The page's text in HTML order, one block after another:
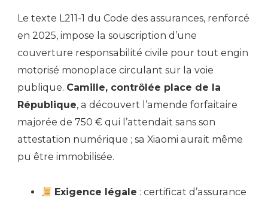
Le texte L211-1 du Code des assurances, renforcé
en 2025, impose la souscription d’une
couverture responsabilité civile pour tout engin
motorisé monoplace circulant sur la voie
publique. Camille, contrôlée place de la
République, a découvert l’amende forfaitaire
majorée de 750 € qui l’attendait sans son
attestation numérique ; sa Xiaomi aurait même
pu être immobilisée.
Exigence légale : certificat d’assurance